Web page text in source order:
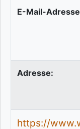
E-Mail-
Adresse:
https://